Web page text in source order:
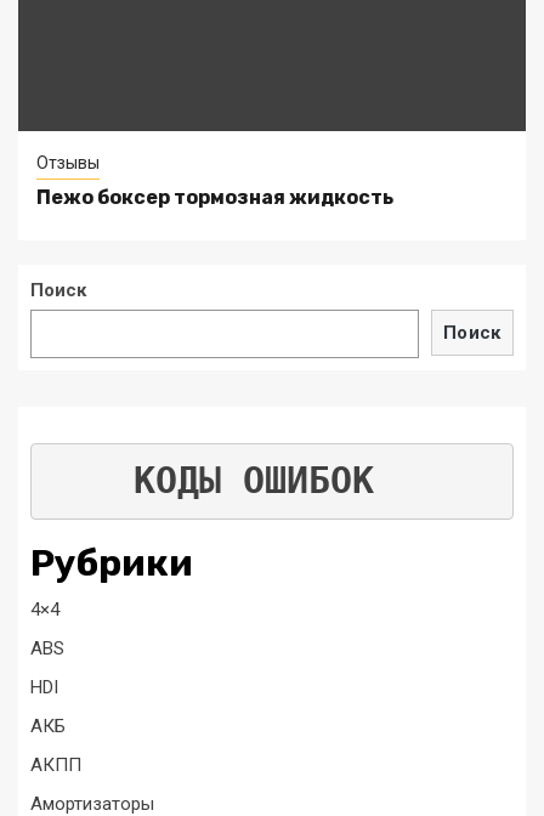
Отзывы
Пежо боксер тормозная жидкость
Поиск
Поиск
КОДЫ ОШИБОК
Рубрики
4×4
ABS
HDI
АКБ
АКПП
Амортизаторы